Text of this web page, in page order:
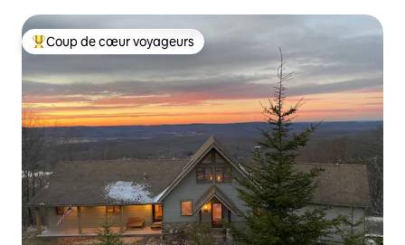
Coups de cœur voyageurs les plus appréciés
Coup de cœur voyageurs